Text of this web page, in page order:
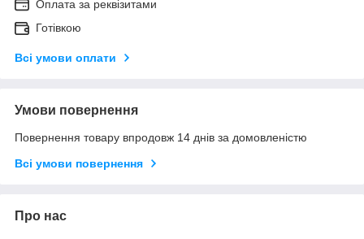
Оплата за реквізитами
Готівкою
Всі умови оплати
Умови повернення
Повернення товару впродовж 14 днів за домовленістю
Всі умови повернення
Про нас